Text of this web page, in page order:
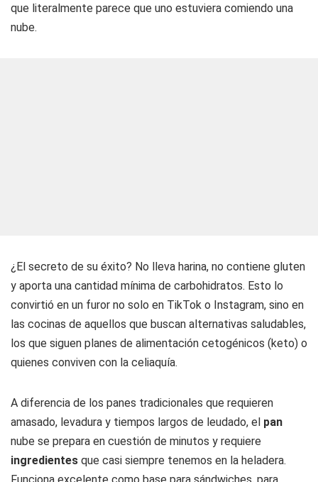
que literalmente parece que uno estuviera comiendo una
nube.
¿El secreto de su éxito? No lleva harina, no contiene gluten
y aporta una cantidad mínima de carbohidratos. Esto lo
convirtió en un furor no solo en TikTok o Instagram, sino en
las cocinas de aquellos que buscan alternativas saludables,
los que siguen planes de alimentación cetogénicos (keto) o
quienes conviven con la celiaquía.
A diferencia de los panes tradicionales que requieren
amasado, levadura y tiempos largos de leudado, el pan
nube se prepara en cuestión de minutos y requiere
ingredientes que casi siempre tenemos en la heladera.